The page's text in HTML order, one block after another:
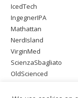
IcedTech
IngegnerIPA
Mathattan
NerdIsland
VirginMed
ScienzaSbagliato
OldScienced
PsychoOnTheBeach